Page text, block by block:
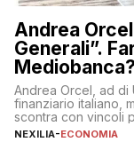
Andrea
Generali”.
Andrea Orcel, ad di
finanziario italiano,
scontra con vincoli
protezionistiche.
NEXILIA-ECONOMIA